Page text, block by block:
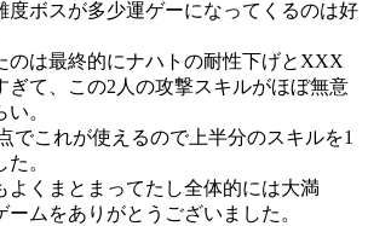
度ボスが多少運ゲーになってくるのは好
のは最終的にナハトの耐性下げとXXX
ぎて、この2人の攻撃スキルがほぼ無意
。
でこれが使えるので上半分のスキルを1
。
よくまとまってたし全体的には大満
ムをありがとうございました。